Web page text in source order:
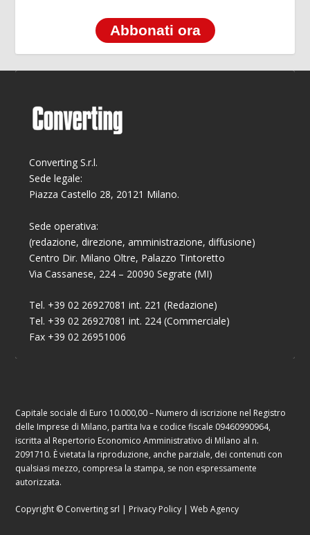
Abbonati ora
Converting S.r.l.
Sede legale:
Piazza Castello 28, 20121 Milano.
Sede operativa:
(redazione, direzione, amministrazione, diffusione)
Centro Dir. Milano Oltre, Palazzo Tintoretto
Via Cassanese, 224 – 20090 Segrate (MI)
Tel. +39 02 26927081 int. 221 (Redazione)
Tel. +39 02 26927081 int. 224 (Commerciale)
Fax +39 02 26951006
Capitale sociale di Euro 10.000,00 – Numero di iscrizione nel Registro
delle Imprese di Milano, partita Iva e codice fiscale 09460990964,
iscritta al Repertorio Economico Amministrativo di Milano al n.
2091710. È vietata la riproduzione, anche parziale, dei contenuti con
qualsiasi mezzo, compresa la stampa, se non espressamente
autorizzata.
Copyright © Converting srl | Privacy Policy |Web Agency